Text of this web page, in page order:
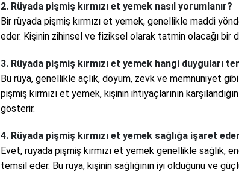
2. Rüyada pişmiş kırmızı et yemek nasıl yorumlanır?
Bir rüyada pişmiş kırmızı et yemek, genellikle maddi
eder. Kişinin zihinsel ve fiziksel olarak tatmin olacağı bir
3. Rüyada pişmiş kırmızı et yemek hangi duyguları
Bu rüya, genellikle açlık, doyum, zevk ve memnuniyet
pişmiş kırmızı et yemek, kişinin ihtiyaçlarının
gösterir.
4. Rüyada pişmiş kırmızı et yemek sağlığa işaret
Evet, rüyada pişmiş kırmızı et yemek genellikle sağlık,
temsil eder. Bu rüya, kişinin sağlığının iyi olduğunu ve